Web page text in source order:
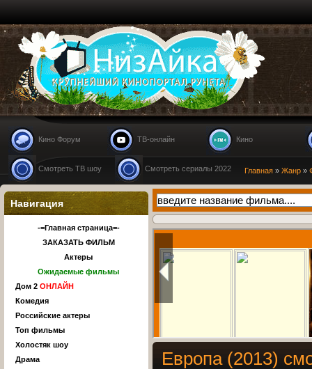
Nizaika.ru
Кино Форум ТВ-онлайн Кино
Смотреть ТВ шоу Смотреть сериалы 2022 Главная » Жанр »
Европа (2013)
Навигация
-=Главная страница=-
ЗАКАЗАТЬ ФИЛЬМ
Актеры
Ожидаемые фильмы
Дом 2 ОНЛАЙН
Комедия
Российские актеры
Топ фильмы
Холостяк шоу
Драма